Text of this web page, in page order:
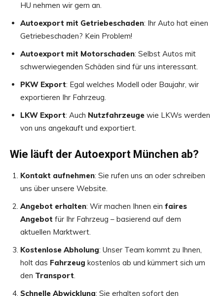
HU nehmen wir gern an.
Autoexport mit Getriebeschaden: Ihr Auto hat einen
Getriebeschaden? Kein Problem!
Autoexport mit Motorschaden: Selbst Autos mit
schwerwiegenden Schäden sind für uns interessant.
PKW Export: Egal welches Modell oder Baujahr, wir
exportieren Ihr Fahrzeug.
LKW Export: Auch Nutzfahrzeuge wie LKWs werden
von uns angekauft und exportiert.
Wie läuft der Autoexport München ab?
Kontakt aufnehmen: Sie rufen uns an oder schreiben
uns über unsere Website.
Angebot erhalten: Wir machen Ihnen ein faires
Angebot für Ihr Fahrzeug – basierend auf dem
aktuellen Marktwert.
Kostenlose Abholung: Unser Team kommt zu Ihnen,
holt das Fahrzeug kostenlos ab und kümmert sich um
den Transport.
Schnelle Abwicklung: Sie erhalten sofort den